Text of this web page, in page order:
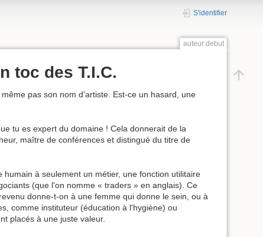
S'identifier
auteur:debut
toc des T.I.C.
pas son nom d'artiste. Est-ce un hasard, une
tu es expert du domaine ! Cela donnerait de la
maître de conférences et distingué du titre de
à seulement un métier, une fonction utilitaire
(que l'on nomme « traders » en anglais). Ce
donne-t-on à une femme qui donne le sein, ou à
comme instituteur (éducation à l'hygiène) ou
placés à une juste valeur.